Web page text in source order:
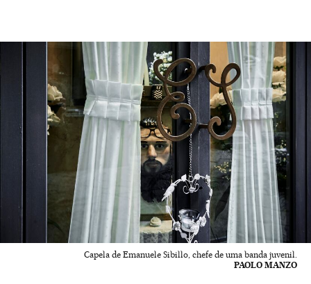
Capela de Emanuele Sibillo, chefe de uma banda juvenil.
PAOLO MANZO